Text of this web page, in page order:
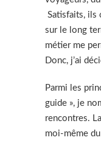
Satisfaits, ils
sur le long
métier me
Donc, j’ai
Parmi les
guide », je
rencontres.
moi-même